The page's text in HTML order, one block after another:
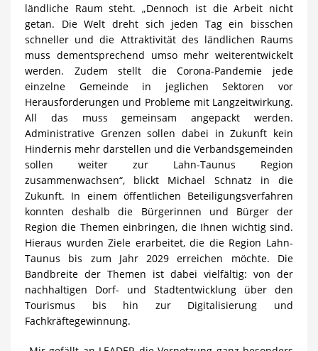
ländliche Raum steht. „Dennoch ist die Arbeit nicht
getan. Die Welt dreht sich jeden Tag ein bisschen
schneller und die Attraktivität des ländlichen Raums
muss dementsprechend umso mehr weiterentwickelt
werden. Zudem stellt die Corona-Pandemie jede
einzelne Gemeinde in jeglichen Sektoren vor
Herausforderungen und Probleme mit Langzeitwirkung.
All das muss gemeinsam angepackt werden.
Administrative Grenzen sollen dabei in Zukunft kein
Hindernis mehr darstellen und die Verbandsgemeinden
sollen weiter zur Lahn-Taunus Region
zusammenwachsen“, blickt Michael Schnatz in die
Zukunft. In einem öffentlichen Beteiligungsverfahren
konnten deshalb die Bürgerinnen und Bürger der
Region die Themen einbringen, die Ihnen wichtig sind.
Hieraus wurden Ziele erarbeitet, die die Region Lahn-
Taunus bis zum Jahr 2029 erreichen möchte. Die
Bandbreite der Themen ist dabei vielfältig: von der
nachhaltigen Dorf- und Stadtentwicklung über den
Tourismus bis hin zur Digitalisierung und
Fachkräftegewinnung.